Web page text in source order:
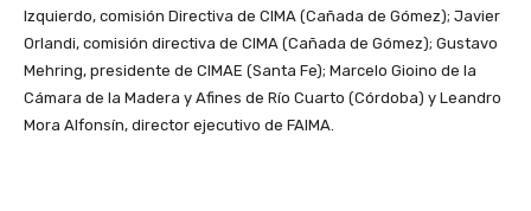
Izquierdo, comisión Directiva de CIMA (Cañada de Gómez); Javier
Orlandi, comisión directiva de CIMA (Cañada de Gómez); Gustavo
Mehring, presidente de CIMAE (Santa Fe); Marcelo Gioino de la
Cámara de la Madera y Afines de Río Cuarto (Córdoba) y Leandro
Mora Alfonsín, director ejecutivo de FAIMA.